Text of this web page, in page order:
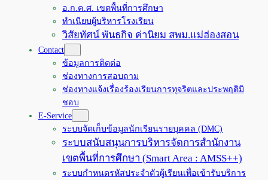
อ.ก.ค.ศ. เขตพื้นที่การศึกษา
ทำเนียบผู้บริหารโรงเรียน
วิสัยทัศน์ พันธกิจ ค่านิยม สพม.แม่ฮ่องสอน
Contact
ข้อมูลการติดต่อ
ช่องทางการสอบถาม
ช่องทางแจ้งเรื่องร้องเรียนการทุจริตและประพฤติมิ
ชอบ
E-Service
ระบบจัดเก็บข้อมูลนักเรียนรายบุคคล (DMC)
ระบบสนับสนุนการบริหารจัดการสำนักงาน
เขตพื้นที่การศึกษา (Smart Area : AMSS++)
ระบบกำหนดรหัสประจำตัวผู้เรียนเพื่อเข้ารับบริการ